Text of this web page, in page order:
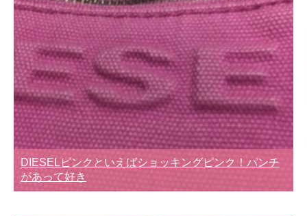
DIESELピンクといえばショッキングピンク！パンチ
があって好き